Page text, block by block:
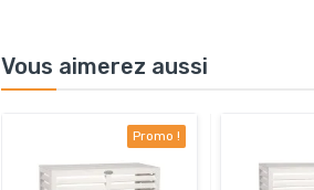
Vous aimerez aussi
Promo !